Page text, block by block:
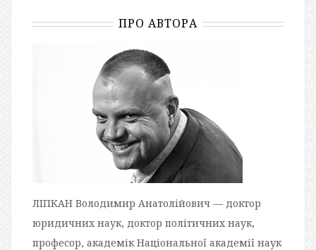
ПРО АВТОРА
ЛІПКАН Володимир Анатолійович — доктор
юридичних наук, доктор політичних наук,
професор, академік Національної академії наук